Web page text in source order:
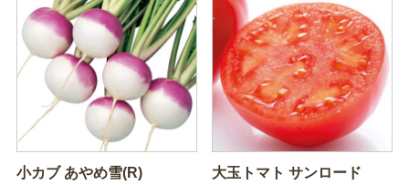
小カブ あやめ雪(R) 大玉トマト サンロード